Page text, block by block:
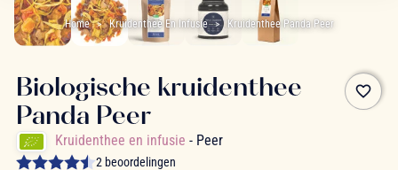
Home Kruidenthee En Infusie Kruidenthee Panda Peer
favorite_border
Biologische kruidenthee
Panda Peer
Kruidenthee en infusie - Peer
2 beoordelingen